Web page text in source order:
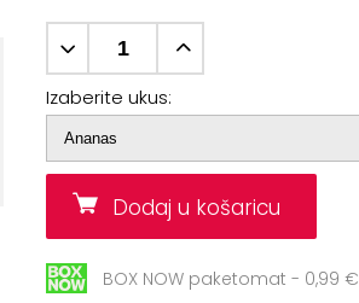
Izaberite ukus:
Dodaj u košaricu
BOX NOW paketomat - 0,99 €